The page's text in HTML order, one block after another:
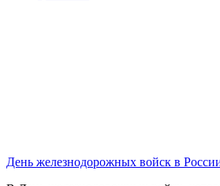
День железнодорожных войск в